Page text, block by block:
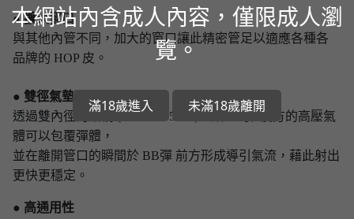
● 擴大窗口
與其他內管不同，加大的窗口讓此精密管足以適應各種各
品牌的 HOP 皮。
● 雙徑氣墊
透過雙內徑的結構(6.03 - 6.35mm)，讓 BB彈 後方的高壓氣
體可以包覆彈體，
並在離開管口的瞬間於 BB彈 前方形成導引氣流，藉此射出
更快更穩定。
● 高通用性
本網站內含成人內容，僅限成人瀏
覽。
滿18歲進入 未滿18歲離開